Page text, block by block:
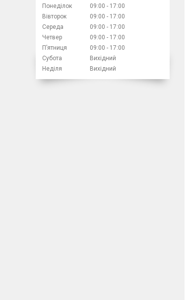
Понеділок 09:00
17:00
Вівторок
09:00
17:00
Середа
09:00
17:00
Четвер
09:00
17:00
Пʼятниця
09:00
17:00
Субота
Вихідний
Неділя
Вихідний